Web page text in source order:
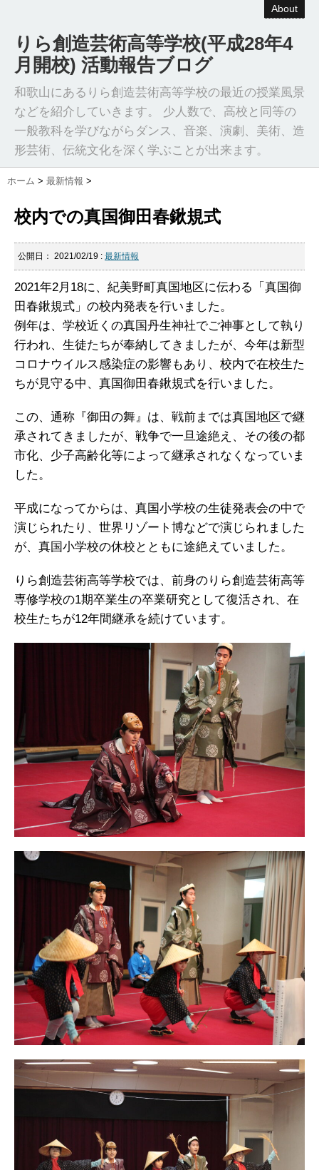
About
りら創造芸術高等学校(平成28年4
月開校) 活動報告ブログ
和歌山にあるりら創造芸術高等学校の最近の授業風景
などを紹介していきます。 少人数で、高校と同等の
一般教科を学びながらダンス、音楽、演劇、美術、造
形芸術、伝統文化を深く学ぶことが出来ます。
ホーム > 最新情報 >
校内での真国御田春鍬規式
公開日： 2021/02/19 : 最新情報
2021年2月18に、紀美野町真国地区に伝わる「真国御
田春鍬規式」の校内発表を行いました。
例年は、学校近くの真国丹生神社でご神事として執り
行われ、生徒たちが奉納してきましたが、今年は新型
コロナウイルス感染症の影響もあり、校内で在校生た
ちが見守る中、真国御田春鍬規式を行いました。
この、通称『御田の舞』は、戦前までは真国地区で継
承されてきましたが、戦争で一旦途絶え、その後の都
市化、少子高齢化等によって継承されなくなっていま
した。
平成になってからは、真国小学校の生徒発表会の中で
演じられたり、世界リゾート博などで演じられました
が、真国小学校の休校とともに途絶えていました。
りら創造芸術高等学校では、前身のりら創造芸術高等
専修学校の1期卒業生の卒業研究として復活され、在
校生たちが12年間継承を続けています。